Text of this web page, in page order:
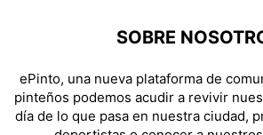
SOBRE
ePinto, una nueva plataforma de
pinteños podemos acudir a revivir
día de lo que pasa en nuestra ciudad,